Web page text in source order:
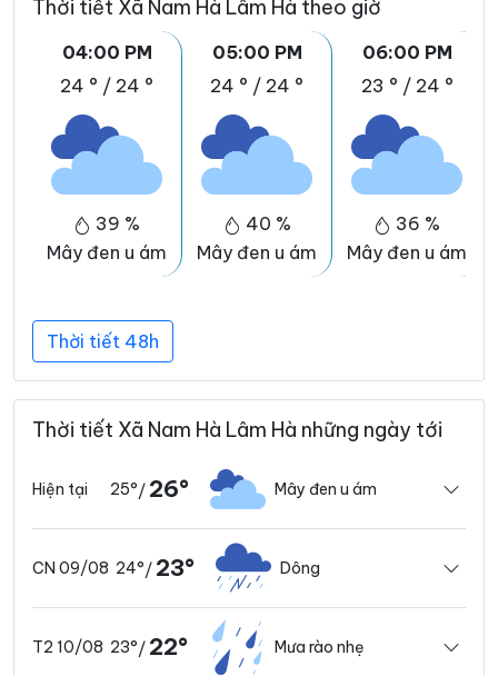
Thời tiết Xã Nam Hà Lâm Hà theo giờ
04:00 PM
24 ° / 24 °
39 %
Mây đen u ám
05:00 PM
24 ° / 24 °
40 %
Mây đen u ám
06:00 PM
23 ° / 24 °
36 %
Mây đen u ám
Thời tiết 48h
Thời tiết Xã Nam Hà Lâm Hà những ngày tới
Hiện tại 25°/ 26° Mây đen u ám
CN 09/08 24°/ 23° Dông
T2 10/08 23°/ 22° Mưa rào nhẹ